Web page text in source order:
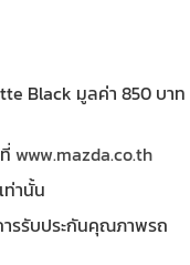
Black มูลค่า 850 บาท
www.mazda.co.th
ท่านั้น
ารรับประกันคุณภาพรถ